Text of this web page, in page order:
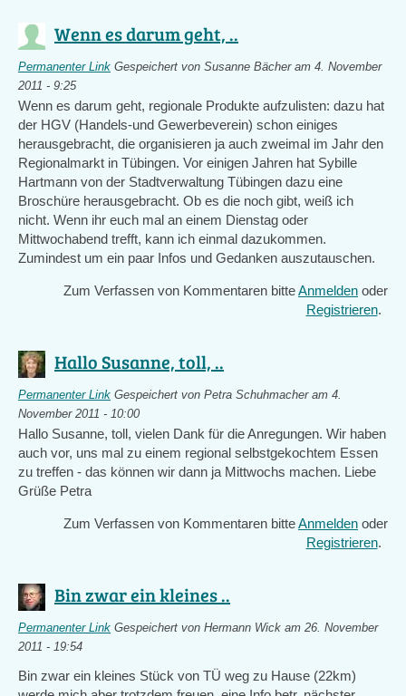
Wenn es darum geht, ..
Permanenter Link Gespeichert von Susanne Bächeram 4. November
2011 - 9:25
Wenn es darum geht, regionale Produkte aufzulisten: dazu hat
der HGV (Handels-und Gewerbeverein) schon einiges
herausgebracht, die organisieren ja auch zweimal im Jahr den
Regionalmarkt in Tübingen. Vor einigen Jahren hat Sybille
Hartmann von der Stadtverwaltung Tübingen dazu eine
Broschüre herausgebracht. Ob es die noch gibt, weiß ich
nicht. Wenn ihr euch mal an einem Dienstag oder
Mittwochabend trefft, kann ich einmal dazukommen.
Zumindest um ein paar Infos und Gedanken auszutauschen.
Zum Verfassen von Kommentaren bitteAnmelden oder
Registrieren.
Hallo Susanne, toll, ..
Permanenter Link Gespeichert von Petra Schuhmacheram 4.
November 2011 - 10:00
Hallo Susanne, toll, vielen Dank für die Anregungen. Wir haben
auch vor, uns mal zu einem regional selbstgekochtem Essen
zu treffen - das können wir dann ja Mittwochs machen. Liebe
Grüße Petra
Zum Verfassen von Kommentaren bitteAnmelden oder
Registrieren.
Bin zwar ein kleines ..
Permanenter Link Gespeichert von Hermann Wick am 26. November
2011 - 19:54
Bin zwar ein kleines Stück von TÜ weg zu Hause (22km)